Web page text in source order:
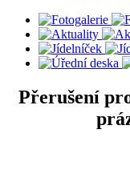
Přerušení